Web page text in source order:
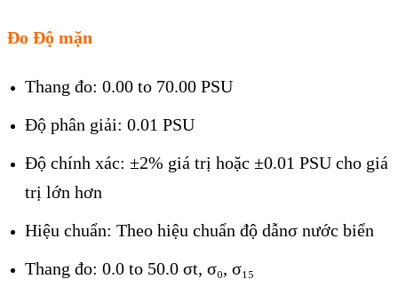
Đo Độ mặn
Thang đo: 0.00 to 70.00 PSU
Độ phân giải: 0.01 PSU
Độ chính xác: ±2% giá trị hoặc ±0.01 PSU cho giá
trị lớn hơn
Hiệu chuẩn: Theo hiệu chuẩn độ dẫnσ nước biển
Thang đo: 0.0 to 50.0 σt, σ₀, σ₁₅